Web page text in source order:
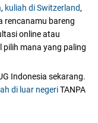
, kuliah di Switzerland,
rencanamu bareng
online atau
mana yang paling
Indonesia sekarang.
di luar negeriTANPA